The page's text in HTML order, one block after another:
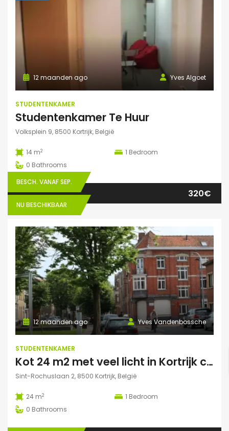
Yves Algoet
12 maanden ago
STUDENTENKAMER
Studentenkamer Te Huur
Volksplein 9, 8500 Kortrijk, België
14 m2 1 Bedroom
0 Bathrooms
BESCH. VANAF SEP.
NU BESCHIKBAAR
320€
Yves Vandenbossche
12 maanden ago
STUDENTENKAMER
Kot 24 m2 met veel licht in Kortrijk centraal gelegen.
Sint-Rochuslaan 2, 8500 Kortrijk, België
24 m2 1 Bedroom
0 Bathrooms